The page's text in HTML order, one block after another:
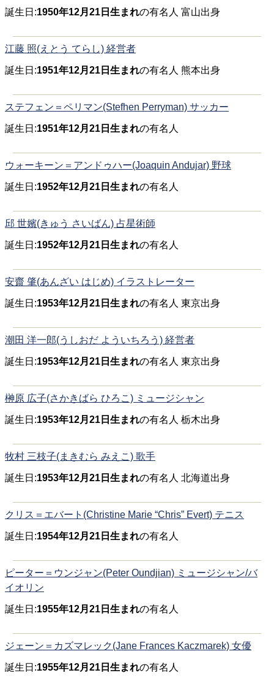
誕生日:1950年12月21日生まれの有名人 富山出身
江藤 照(えとう てらし) 経営者
誕生日:1951年12月21日生まれの有名人 熊本出身
ステフェン＝ペリマン(Stefhen Perryman) サッカー
誕生日:1951年12月21日生まれの有名人
ウォーキーン＝アンドゥハー(Joaquin Andujar) 野球
誕生日:1952年12月21日生まれの有名人
邱 世嬪(きゅう さいばん) 占星術師
誕生日:1952年12月21日生まれの有名人
安齋 肇(あんざい はじめ) イラストレーター
誕生日:1953年12月21日生まれの有名人 東京出身
潮田 洋一郎(うしおだ よういちろう) 経営者
誕生日:1953年12月21日生まれの有名人 東京出身
榊原 広子(さかきばら ひろこ) ミュージシャン
誕生日:1953年12月21日生まれの有名人 栃木出身
牧村 三枝子(まきむら みえこ) 歌手
誕生日:1953年12月21日生まれの有名人 北海道出身
クリス＝エバート(Christine Marie “Chris” Evert) テニス
誕生日:1954年12月21日生まれの有名人
ピーター＝ウンジャン(Peter Oundjian) ミュージシャン/バ
イオリン
誕生日:1955年12月21日生まれの有名人
ジェーン＝カズマレック(Jane Frances Kaczmarek) 女優
誕生日:1955年12月21日生まれの有名人